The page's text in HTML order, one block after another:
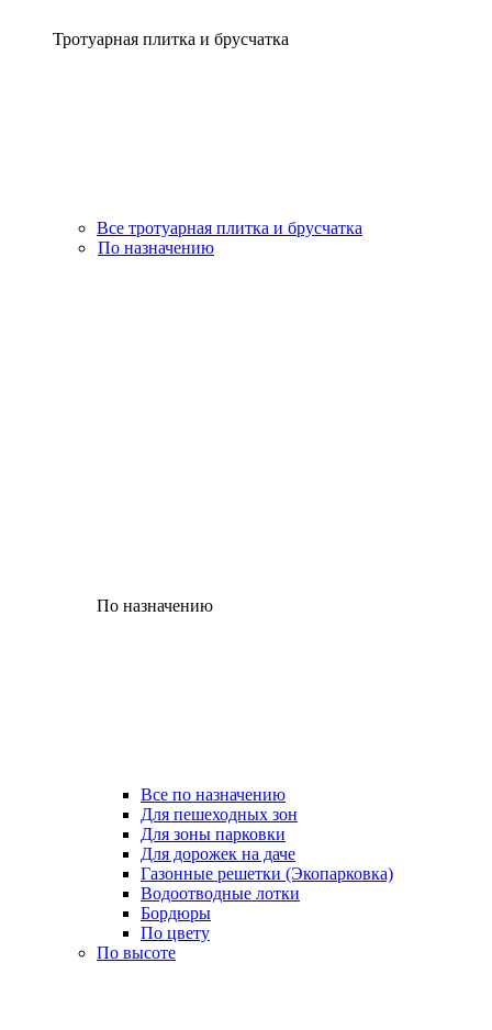
Тротуарная плитка и брусчатка
Все тротуарная плитка и брусчатка
По назначению
По назначению
Все по назначению
Для пешеходных зон
Для зоны парковки
Для дорожек на даче
Газонные решетки (Экопарковка)
Водоотводные лотки
Бордюры
По цвету
По высоте